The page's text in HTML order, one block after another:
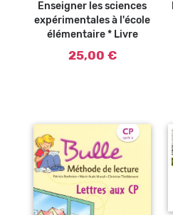
Enseigner les sciences
expérimentales à l'école
élémentaire * Livre
25,00 €